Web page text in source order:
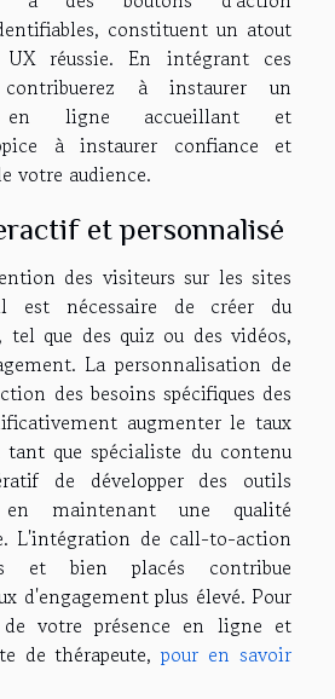
constituent un atout
réussie. En intégrant ces
à instaurer un
en ligne accueillant et
à instaurer confiance et
votre audience.
et personnalisé
des visiteurs sur les sites
est nécessaire de créer du
que des quiz ou des vidéos,
La personnalisation de
des besoins spécifiques des
augmenter le taux
que spécialiste du contenu
de développer des outils
maintenant une qualité
L'intégration de call-to-action
et bien placés contribue
d'engagement plus élevé. Pour
votre présence en ligne et
de thérapeute,pour en savoir